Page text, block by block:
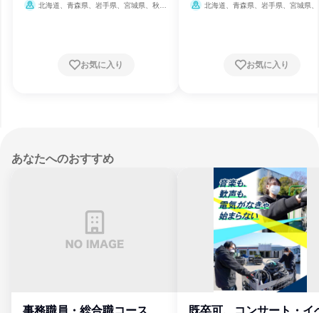
北海道、青森県、岩手県、宮城県、秋田
本県、大分県、宮崎県、鹿児島県、沖縄県
お気に入り
北海道、青森県、岩手県、宮城県
本県、大分県、宮崎県、鹿児島県、沖
お気に入り
あなたへのおすすめ
事務職員・総合職コース
既卒可、コンサート・イ